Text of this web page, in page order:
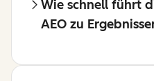
Wie schnell führt
AEO zu